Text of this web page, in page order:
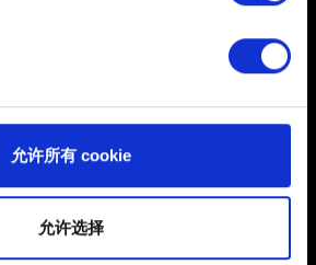
伙伴分享我们的 Cookie 片段。但是，
的 Cookie 都需要提前获取您的许
"菜单中找到有关我们使用 Cookie 的
续，请点击"确定"。
允许所有 cookie
允许选择
保持联系